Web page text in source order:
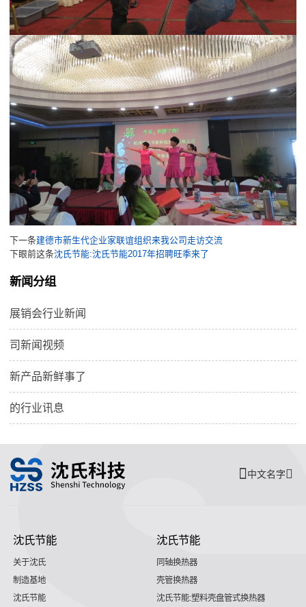
下一条建德市新生代企业家联谊组织来我公司走访交流
下眼前这条沈氏节能:沈氏节能2017年招聘旺季来了
新闻分组
展销会行业新闻
司新闻视频
新产品新鲜事了
的行业讯息
中文名字
沈氏节能
关于沈氏
制造基地
沈氏节能
沈氏节能
同轴换热器
壳管换热器
沈氏节能:塑料壳盘管式换热器